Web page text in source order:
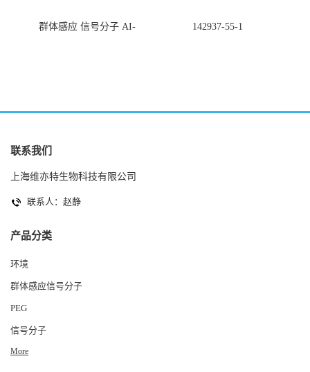
群体感应 信号分子 AI-
142937-55-1
联系我们
上海维亦特生物科技有限公司
联系人：赵静
产品分类
环境
群体感应信号分子
PEG
信号分子
More